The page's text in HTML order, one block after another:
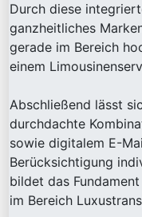
Durch diese
ganzheitliches
gerade im Bereich
einem
Abschließend lässt
durchdachte
sowie digitalem E-
Berücksichtigung
bildet das
im Bereich